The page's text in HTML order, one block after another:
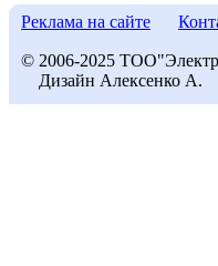
Реклама на сайте
© 2006-2025
Дизайн Алексенко А.